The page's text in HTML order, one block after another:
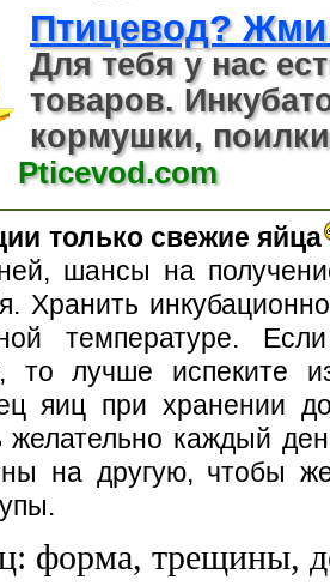
Птицевод?
Для тебя у нас
товаров.
кормушки,
Pticevod.com
только свежие яйца
шансы на
Хранить
температуре.
то лучше испеките
яиц при хранении
желательно каждый
на другую, чтобы
форма, трещины,